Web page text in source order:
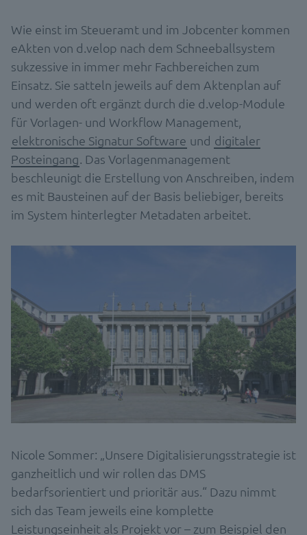
Wie einst im Steueramt und im Jobcenter kommen
eAkten von d.velop nach dem Schneeballsystem
sukzessive in immer mehr Fachbereichen zum
Einsatz. Sie satteln jeweils auf dem Aktenplan auf
und werden oft ergänzt durch die d.velop-Module
für Vorlagen- und Workflow Management,
elektronische Signatur Software und digitaler
Posteingang. Das Vorlagenmanagement
beschleunigt die Erstellung von Anschreiben, indem
es mit Bausteinen auf der Basis beliebiger, bereits
im System hinterlegter Metadaten arbeitet.
Nicole Sommer: „Unsere Digitalisierungsstrategie ist
ganzheitlich und wir rollen das DMS
bedarfsorientiert und prioritär aus.“ Dazu nimmt
sich das Team jeweils eine komplette
Leistungseinheit als Projekt vor – zum Beispiel den